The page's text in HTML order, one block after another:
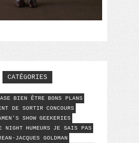
CATÉGORIES
BIEN ÊTRE
BONS PLANS
DE SORTIR CONCOURS
SHOW GEEKERIES
NIGHT
HUMEURS
JE SAIS PAS
JACQUES GOLDMAN